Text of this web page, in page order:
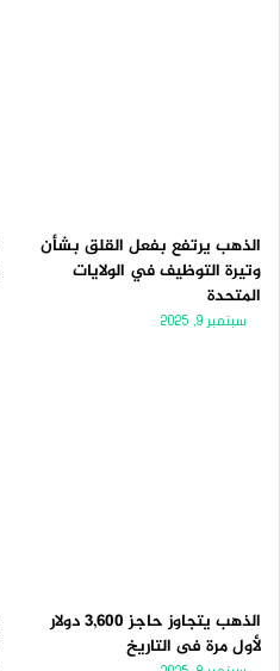
الذهب يرتفع بفعل القلق بشأن
وتيرة التوظيف في الولايات
المتحدة
سبتمبر 9, 2025
الذهب يتجاوز حاجز 3,600 دولار
لأول مرة فى التاريخ